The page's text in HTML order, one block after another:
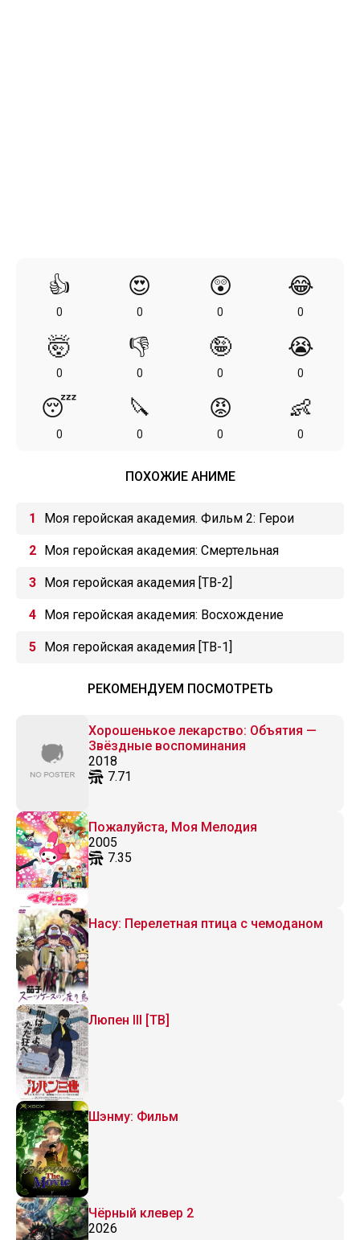
👍
0
😍
0
😲
0
😂
0
🤯
0
👎
0
🤪
0
😭
0
😴
0
🔪
0
😡
0
👶
0
ПОХОЖИЕ АНИМЕ
Моя геройская академия. Фильм 2: Герои
восстанут
Моя геройская академия: Смертельная
тренировка
Моя геройская академия [ТВ-2]
Моя геройская академия: Восхождение
Всемогущего
Моя геройская академия [ТВ-1]
РЕКОМЕНДУЕМ ПОСМОТРЕТЬ
Хорошенькое лекарство: Объятия —
Звёздные воспоминания
2018
7.71
Пожалуйста, Моя Мелодия
2005
7.35
Насу: Перелетная птица с чемоданом
Люпен III [ТВ]
Шэнму: Фильм
Чёрный клевер 2
2026